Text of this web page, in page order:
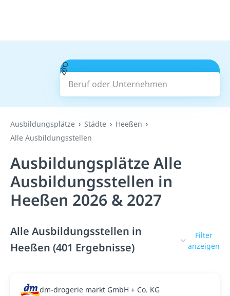
Beruf oder Unternehmen
Suchen
Ausbildungsplätze Städte
Heeßen
Alle Ausbildungsstellen
Ausbildungsplätze Alle
Ausbildungsstellen in
Heeßen 2026 & 2027
Alle Ausbildungsstellen in
Heeßen (401 Ergebnisse)
Filter
anzeigen
dm-drogerie markt GmbH + Co. KG